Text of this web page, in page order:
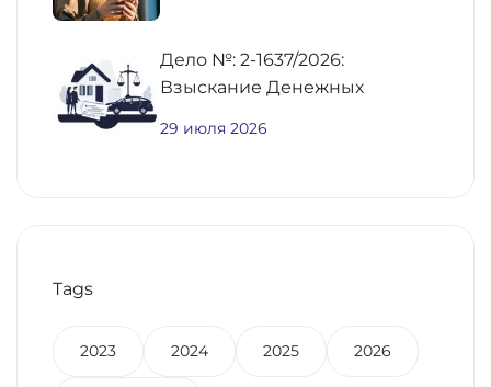
Дело №: 2-1637/2026:
Взыскание Денежных
29 июля 2026
Tags
2023 2024 2025 2026